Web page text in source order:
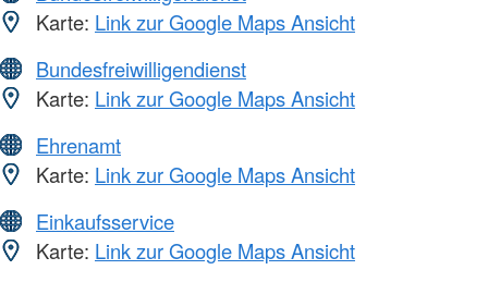
Karte: Link zur Google Maps Ansicht
Bundesfreiwilligendienst
Karte: Link zur Google Maps Ansicht
Ehrenamt
Karte: Link zur Google Maps Ansicht
Einkaufsservice
Karte: Link zur Google Maps Ansicht